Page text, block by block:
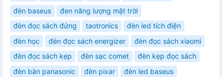
đèn baseus
đen năng lượng mặt trời
đèn đọc sách đứng
taotronics
đèn led tích điện
đèn học
đèn đọc sách energizer
đèn đọc sách xiaomi
đèn đọc sách kẹp
đèn sạc comet
đèn kẹp đọc sách
đèn bàn panasonic
đèn pixar
đèn led baseus